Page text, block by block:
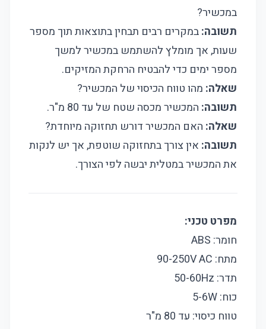
במכשיר?
תשובה:במקרים רבים תבחין בתוצאות תוך מספר
שעות, אך מומלץ להשתמש במכשיר למשך
מספר ימים כדי להבטיח הרחקת המזיקים.
שאלה: מהו טווח הכיסוי של המכשיר?
תשובה: המכשיר מכסה שטח של עד 80 מ"ר.
שאלה: האם המכשיר דורש תחזוקה מיוחדת?
תשובה: אין צורך בתחזוקה שוטפת, אך יש לנקות
את המכשיר במטלית יבשה לפי הצורך.
מפרט טכני:
חומר: ABS
מתח: 90-250V AC
תדר: 50-60Hz
כוח: 5-6W
טווח כיסוי: עד 80 מ"ר